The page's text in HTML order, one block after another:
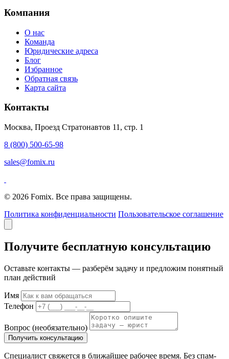
Компания
О нас
Команда
Юридические адреса
Блог
Избранное
Обратная связь
Карта сайта
Контакты
Москва, Проезд Стратонавтов 11, стр. 1
8 (800) 500-65-98
sales@fomix.ru
© 2026 Fomix. Все права защищены.
Политика конфиденциальности Пользовательское соглашение
Получите бесплатную консультацию
Оставьте контакты — разберём задачу и предложим понятный
план действий
Имя
Телефон
Вопрос (необязательно)
Получить консультацию
Специалист свяжется в ближайшее рабочее время. Без спам-